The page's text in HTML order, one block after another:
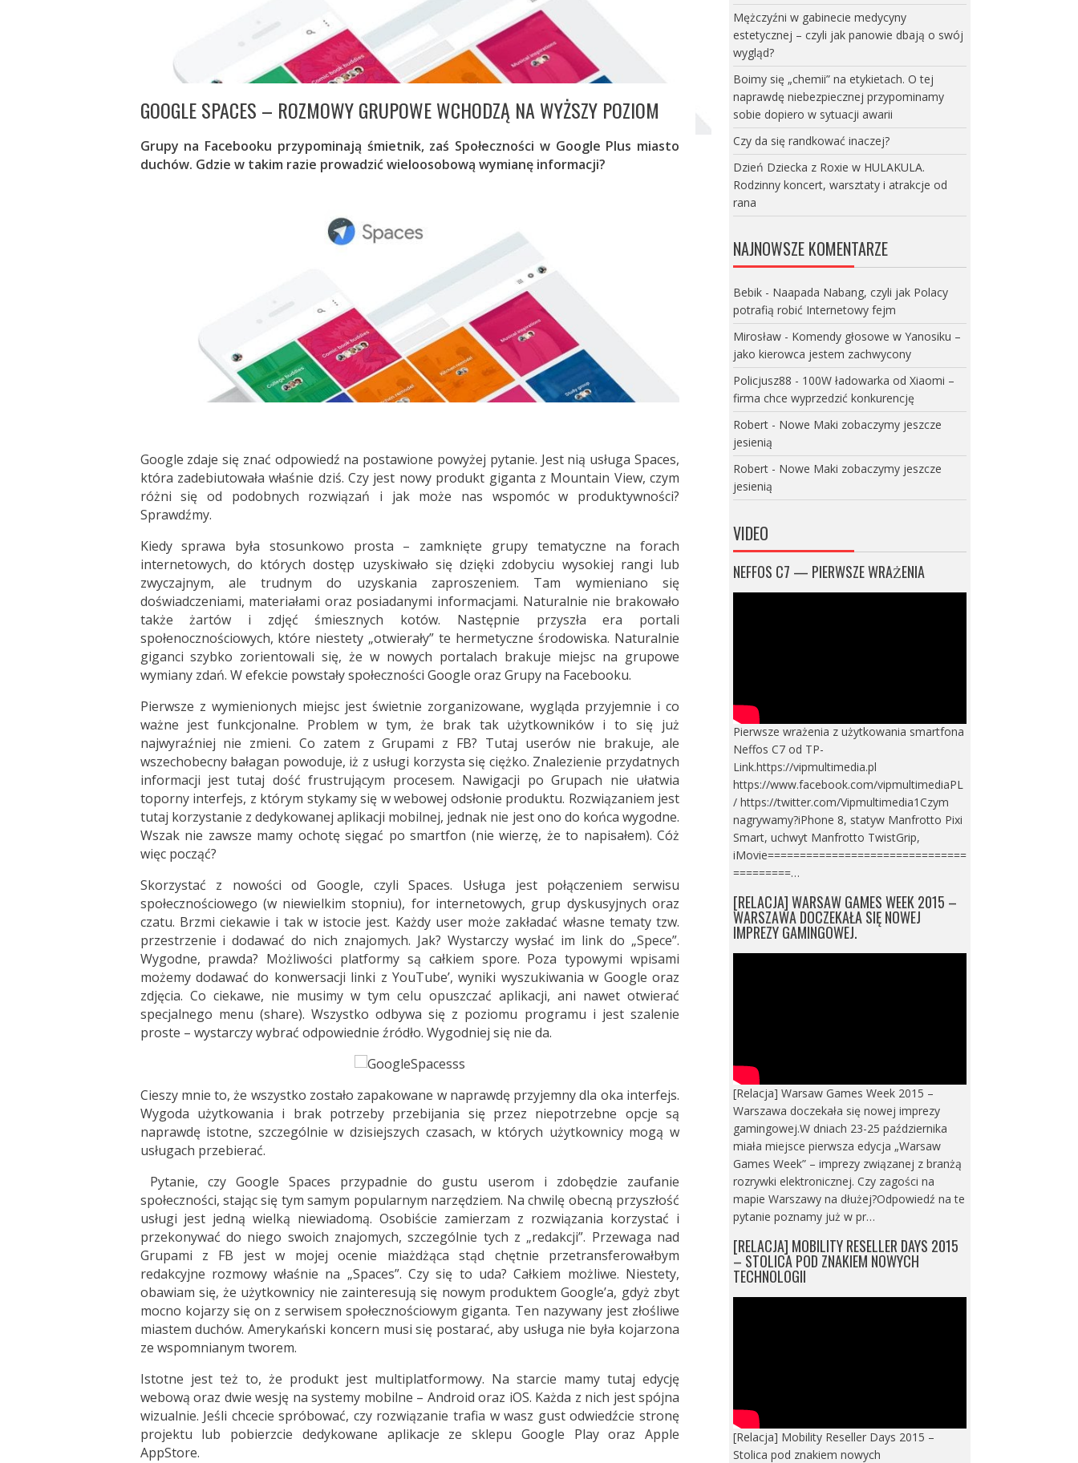
GOOGLE SPACES – ROZMOWY GRUPOWE WCHODZĄ NA WYŻSZY POZIOM
Grupy na Facebooku przypominają śmietnik, zaś Społeczności w Google Plus miasto
duchów. Gdzie w takim razie prowadzić wieloosobową wymianę informacji?
Google zdaje się znać odpowiedź na postawione powyżej pytanie. Jest nią usługa Spaces,
która zadebiutowała właśnie dziś. Czy jest nowy produkt giganta z Mountain View, czym
różni się od podobnych rozwiązań i jak może nas wspomóc w produktywności?
Sprawdźmy.
Kiedy sprawa była stosunkowo prosta – zamknięte grupy tematyczne na forach
internetowych, do których dostęp uzyskiwało się dzięki zdobyciu wysokiej rangi lub
zwyczajnym, ale trudnym do uzyskania zaproszeniem. Tam wymieniano się
doświadczeniami, materiałami oraz posiadanymi informacjami. Naturalnie nie brakowało
także żartów i zdjęć śmiesznych kotów. Następnie przyszła era portali
społenocznościowych, które niestety „otwierały” te hermetyczne środowiska. Naturalnie
giganci szybko zorientowali się, że w nowych portalach brakuje miejsc na grupowe
wymiany zdań. W efekcie powstały społeczności Google oraz Grupy na Facebooku.
Pierwsze z wymienionych miejsc jest świetnie zorganizowane, wygląda przyjemnie i co
ważne jest funkcjonalne. Problem w tym, że brak tak użytkowników i to się już
najwyraźniej nie zmieni. Co zatem z Grupami z FB? Tutaj userów nie brakuje, ale
wszechobecny bałagan powoduje, iż z usługi korzysta się ciężko. Znalezienie przydatnych
informacji jest tutaj dość frustrującym procesem. Nawigacji po Grupach nie ułatwia
toporny interfejs, z którym stykamy się w webowej odsłonie produktu. Rozwiązaniem jest
tutaj korzystanie z dedykowanej aplikacji mobilnej, jednak nie jest ono do końca wygodne.
Wszak nie zawsze mamy ochotę sięgać po smartfon (nie wierzę, że to napisałem). Cóż
więc począć?
Skorzystać z nowości od Google, czyli Spaces. Usługa jest połączeniem serwisu
społecznościowego (w niewielkim stopniu), for internetowych, grup dyskusyjnych oraz
czatu. Brzmi ciekawie i tak w istocie jest. Każdy user może zakładać własne tematy tzw.
przestrzenie i dodawać do nich znajomych. Jak? Wystarczy wysłać im link do „Spece”.
Wygodne, prawda? Możliwości platformy są całkiem spore. Poza typowymi wpisami
możemy dodawać do konwersacji linki z YouTube’, wyniki wyszukiwania w Google oraz
zdjęcia. Co ciekawe, nie musimy w tym celu opuszczać aplikacji, ani nawet otwierać
specjalnego menu (share). Wszystko odbywa się z poziomu programu i jest szalenie
proste – wystarczy wybrać odpowiednie źródło. Wygodniej się nie da.
Cieszy mnie to, że wszystko zostało zapakowane w naprawdę przyjemny dla oka interfejs.
Wygoda użytkowania i brak potrzeby przebijania się przez niepotrzebne opcje są
naprawdę istotne, szczególnie w dzisiejszych czasach, w których użytkownicy mogą w
usługach przebierać.
Pytanie, czy Google Spaces przypadnie do gustu userom i zdobędzie zaufanie
społeczności, stając się tym samym popularnym narzędziem. Na chwilę obecną przyszłość
usługi jest jedną wielką niewiadomą. Osobiście zamierzam z rozwiązania korzystać i
przekonywać do niego swoich znajomych, szczególnie tych z „redakcji”. Przewaga nad
Grupami z FB jest w mojej ocenie miażdżąca stąd chętnie przetransferowałbym
redakcyjne rozmowy właśnie na „Spaces”. Czy się to uda? Całkiem możliwe. Niestety,
obawiam się, że użytkownicy nie zainteresują się nowym produktem Google’a, gdyż zbyt
mocno kojarzy się on z serwisem społecznościowym giganta. Ten nazywany jest złośliwe
miastem duchów. Amerykański koncern musi się postarać, aby usługa nie była kojarzona
ze wspomnianym tworem.
Istotne jest też to, że produkt jest multiplatformowy. Na starcie mamy tutaj edycję
webową oraz dwie wesję na systemy mobilne – Android oraz iOS. Każda z nich jest spójna
wizualnie. Jeśli chcecie spróbować, czy rozwiązanie trafia w wasz gust odwiedźcie stronę
projektu lub pobierzcie dedykowane aplikacje ze sklepu Google Playoraz Apple
AppStore.
Mężczyźni w gabinecie medycyny
estetycznej – czyli jak panowie dbają o swój
wygląd?
Boimy się „chemii” na etykietach. O tej
naprawdę niebezpiecznej przypominamy
sobie dopiero w sytuacji awarii
Czy da się randkować inaczej?
Dzień Dziecka z Roxie w HULAKULA.
Rodzinny koncert, warsztaty i atrakcje od
rana
NAJNOWSZE KOMENTARZE
Bebik- Naapada Nabang, czyli jak Polacy
potrafią robić Internetowy fejm
Mirosław- Komendy głosowe w Yanosiku –
jako kierowca jestem zachwycony
Policjusz88 - 100W ładowarka od Xiaomi –
firma chce wyprzedzić konkurencję
Robert- Nowe Maki zobaczymy jeszcze
jesienią
Robert- Nowe Maki zobaczymy jeszcze
jesienią
VIDEO
NEFFOS C7 — PIERWSZE WRAŻENIA
Pierwsze wrażenia z użytkowania smartfona
Neffos C7 od TP-
Link.https://vipmultimedia.pl
https://www.facebook.com/vipmultimediaPL
/ https://twitter.com/Vipmultimedia1Czym
nagrywamy?iPhone 8, statyw Manfrotto Pixi
Smart, uchwyt Manfrotto TwistGrip,
iMovie===============================
=========…
[RELACJA] WARSAW GAMES WEEK 2015 –
WARSZAWA DOCZEKAŁA SIĘ NOWEJ
IMPREZY GAMINGOWEJ.
[Relacja] Warsaw Games Week 2015 –
Warszawa doczekała się nowej imprezy
gamingowej.W dniach 23-25 października
miała miejsce pierwsza edycja „Warsaw
Games Week” – imprezy związanej z branżą
rozrywki elektronicznej. Czy zagości na
mapie Warszawy na dłużej?Odpowiedź na te
pytanie poznamy już w pr…
[RELACJA] MOBILITY RESELLER DAYS 2015
– STOLICA POD ZNAKIEM NOWYCH
TECHNOLOGII
[Relacja] Mobility Reseller Days 2015 –
Stolica pod znakiem nowych